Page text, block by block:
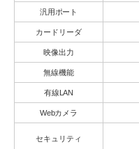
汎用ポート
カードリーダ
映像出力
無線機能
有線LAN
Webカメラ
セキュリティ